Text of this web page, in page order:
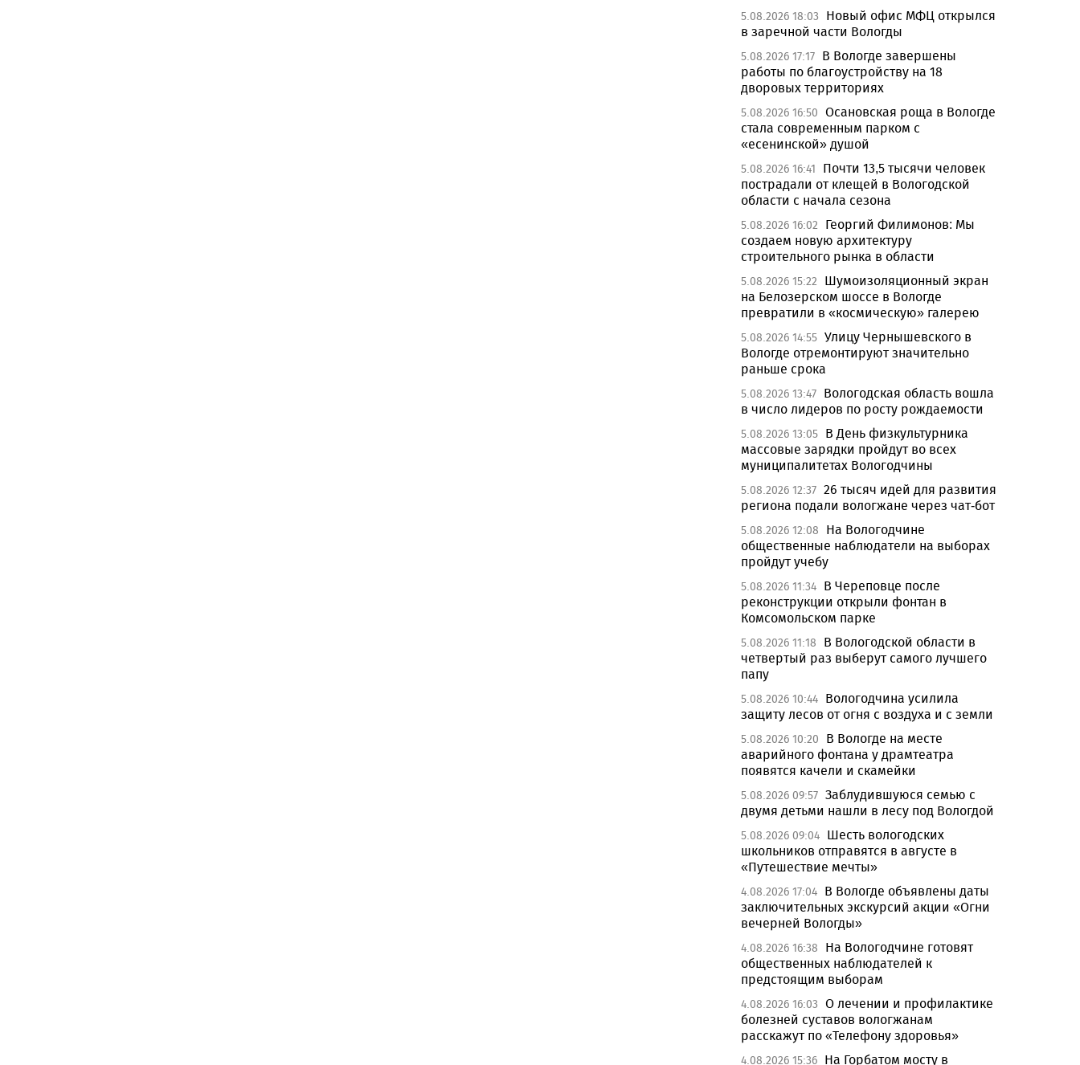
5.08.2026 18:03
Новый офис МФЦ открылся
в заречной части Вологды
5.08.2026 17:17 В Вологде завершены
работы по благоустройству на 18
дворовых территориях
5.08.2026 16:50 Осановская роща в Вологде
стала современным парком с
«есенинской» душой
5.08.2026 16:41
Почти 13,5 тысячи человек
пострадали от клещей в Вологодской
области с начала сезона
5.08.2026 16:02
Георгий Филимонов: Мы
создаем новую архитектуру
строительного рынка в области
5.08.2026 15:22
Шумоизоляционный экран
на Белозерском шоссе в Вологде
превратили в «космическую» галерею
5.08.2026 14:55 Улицу Чернышевского в
Вологде отремонтируют значительно
раньше срока
5.08.2026 13:47 Вологодская область вошла
в число лидеров по росту рождаемости
5.08.2026 13:05 В День физкультурника
массовые зарядки пройдут во всех
муниципалитетах Вологодчины
5.08.2026 12:37 26 тысяч идей для развития
региона подали вологжане через чат-бот
5.08.2026 12:08
На Вологодчине
общественные наблюдатели на выборах
пройдут учебу
5.08.2026 11:34 В Череповце после
реконструкции открыли фонтан в
Комсомольском парке
5.08.2026 11:18
В Вологодской области в
четвертый раз выберут самого лучшего
папу
5.08.2026 10:44 Вологодчина усилила
защиту лесов от огня с воздуха и с земли
5.08.2026 10:20
В Вологде на месте
аварийного фонтана у драмтеатра
появятся качели и скамейки
5.08.2026 09:57 Заблудившуюся семью с
двумя детьми нашли в лесу под Вологдой
5.08.2026 09:04 Шесть вологодских
школьников отправятся в августе в
«Путешествие мечты»
4.08.2026 17:04 В Вологде объявлены даты
заключительных экскурсий акции «Огни
вечерней Вологды»
4.08.2026 16:38
На Вологодчине готовят
общественных наблюдателей к
предстоящим выборам
4.08.2026 16:03 О лечении и профилактике
болезней суставов вологжанам
расскажут по «Телефону здоровья»
4.08.2026 15:36 На Горбатом мосту в